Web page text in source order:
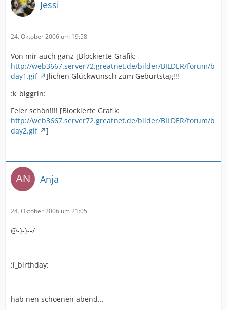
Jessi
24. Oktober 2006 um 19:58
Von mir auch ganz [Blockierte Grafik:
http://web3667.server72.greatnet.de/bilder/BILDER/forum/b
day1.gif
]lichen Glückwunsch zum Geburtstag!!!
:k_biggrin:
Feier schön!!!! [Blockierte Grafik:
http://web3667.server72.greatnet.de/bilder/BILDER/forum/b
day2.gif
]
Anja
24. Oktober 2006 um 21:05
@-}-}--/
:i_birthday:
hab nen schoenen abend...